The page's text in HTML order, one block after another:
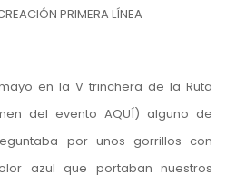
PRIMERA LÍNEA
en la V trinchera de la Ruta
del evento AQUÍ) alguno de
por unos gorrillos con
azul que portaban nuestros